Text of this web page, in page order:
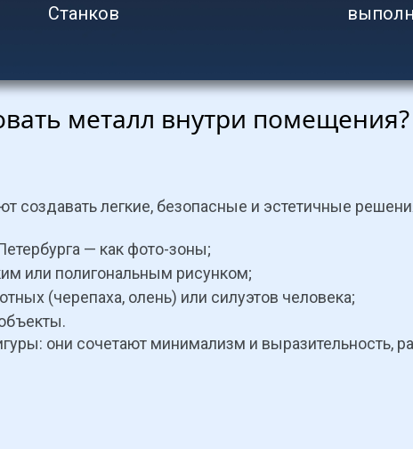
Станков
металл внутри помещения?
создавать легкие, безопасные и эстетичные
— как фото-зоны;
или полигональным рисунком;
(черепаха, олень) или силуэтов человека;
они сочетают минимализм и выразительность,